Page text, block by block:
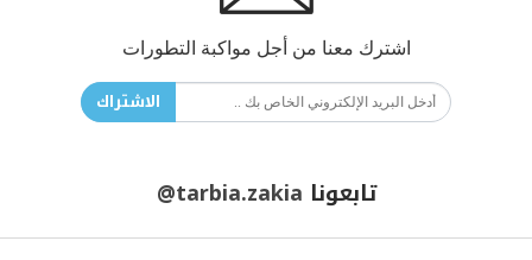
اشترك معنا من أجل مواكبة التطورات
الاشتراك
تابعونا @tarbia.zakia